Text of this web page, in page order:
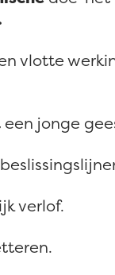
vlotte
een jonge
verlof.